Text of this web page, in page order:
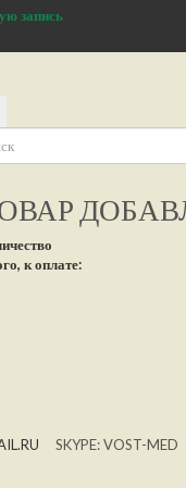
запись
к оплате:
SKYPE: VOST-